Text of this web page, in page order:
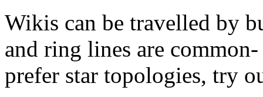
Wikis can be travelled by
and ring lines are
prefer star topologies, try